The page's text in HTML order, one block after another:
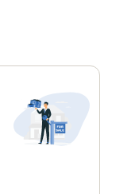
112,96 €